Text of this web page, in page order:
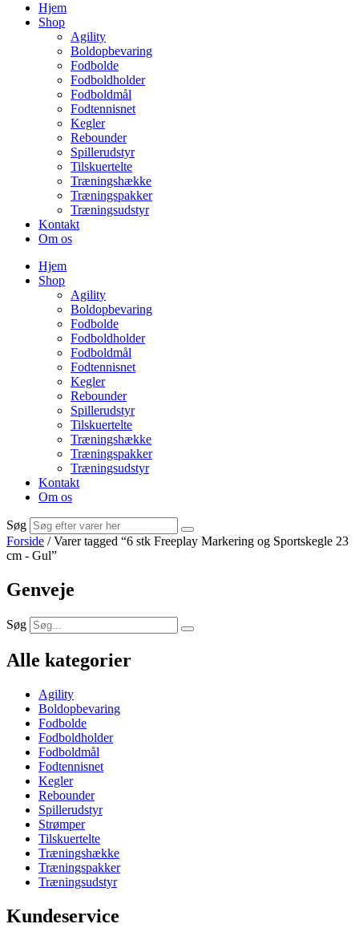
Hjem
Shop
Agility
Boldopbevaring
Fodbolde
Fodboldholder
Fodboldmål
Fodtennisnet
Kegler
Rebounder
Spillerudstyr
Tilskuertelte
Træningshække
Træningspakker
Træningsudstyr
Kontakt
Om os
Hjem
Shop
Agility
Boldopbevaring
Fodbolde
Fodboldholder
Fodboldmål
Fodtennisnet
Kegler
Rebounder
Spillerudstyr
Tilskuertelte
Træningshække
Træningspakker
Træningsudstyr
Kontakt
Om os
Søg
Forside / Varer tagged “6 stk Freeplay Markering og Sportskegle 23
cm - Gul”
Genveje
Søg
Alle kategorier
Agility
Boldopbevaring
Fodbolde
Fodboldholder
Fodboldmål
Fodtennisnet
Kegler
Rebounder
Spillerudstyr
Strømper
Tilskuertelte
Træningshække
Træningspakker
Træningsudstyr
Kundeservice